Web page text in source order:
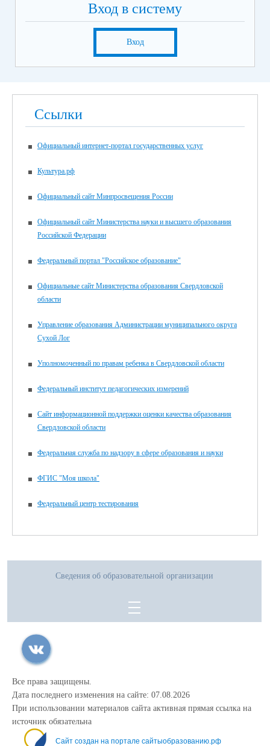
Вход в систему
Вход
Ссылки
Официальный интернет-портал государственных услуг
Культура.рф
Официальный сайт Минпросвещения России
Официальный сайт Министерства науки и высшего образования
Российской Федерации
Федеральный портал "Российское образование"
Официальные сайт Министерства образования Свердловской
области
Управление образования Администрации муниципального округа
Сухой Лог
Уполномоченный по правам ребенка в Свердловской области
Федеральный институт педагогических измерений
Сайт информационной поддержки оценки качества образования
Свердловской области
Федеральная служба по надзору в сфере образования и науки
ФГИС "Моя школа"
Федеральный центр тестирования
Сведения об образовательной организации
Все права защищены.
Дата последнего изменения на сайте: 07.08.2026
При использовании материалов сайта активная прямая ссылка на
источник обязательна
Сайт создан на портале сайтыобразованию.рф